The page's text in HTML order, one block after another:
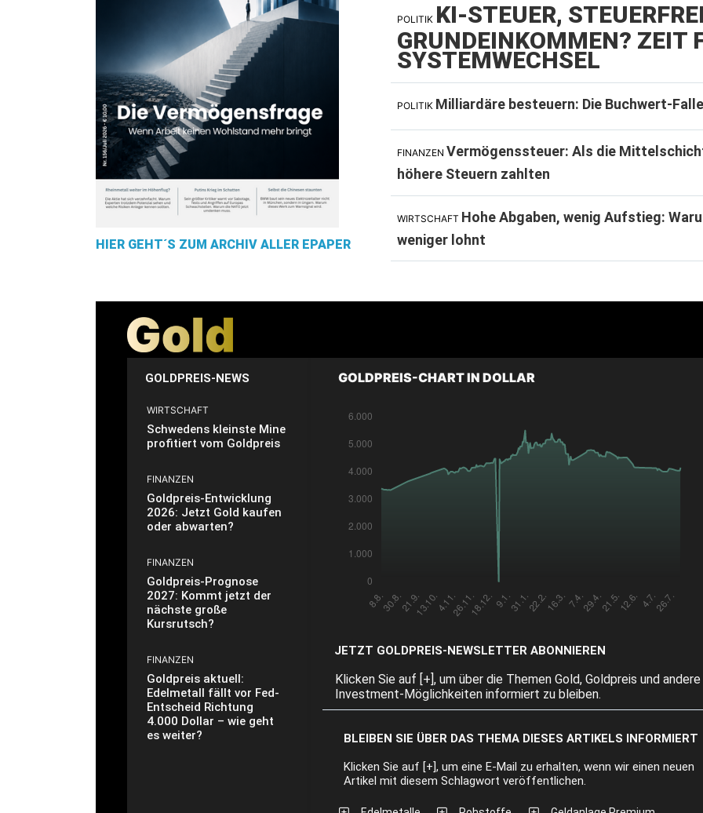
HIER GEHT´S ZUM ARCHIV ALLER EPAPER
POLITIK KI-STEUER,
GRUNDEINKOMMEN? ZEIT
SYSTEMWECHSEL
POLITIK Milliardäre besteuern: Die Buchwert-Falle
FINANZEN Vermögenssteuer: Als die
höhere Steuern zahlten
WIRTSCHAFT Hohe Abgaben, wenig Aufstieg:
weniger lohnt
GOLDPREIS-NEWS
WIRTSCHAFT
Schwedens kleinste Mine
profitiert vom Goldpreis
FINANZEN
Goldpreis-Entwicklung
2026: Jetzt Gold kaufen
oder abwarten?
FINANZEN
Goldpreis-Prognose
2027: Kommt jetzt der
nächste große
Kursrutsch?
FINANZEN
Goldpreis aktuell:
Edelmetall fällt vor Fed-
Entscheid Richtung
4.000 Dollar – wie geht
es weiter?
GOLDPREIS-CHART IN DOLLAR
JETZT GOLDPREIS-NEWSLETTER ABONNIEREN
Klicken Sie auf [+], um über die Themen Gold, Goldpreis und andere
Investment-Möglichkeiten informiert zu bleiben.
BLEIBEN SIE ÜBER DAS THEMA DIESES ARTIKELS INFORMIERT
Klicken Sie auf [+], um eine E-Mail zu erhalten, wenn wir einen neuen
Artikel mit diesem Schlagwort veröffentlichen.